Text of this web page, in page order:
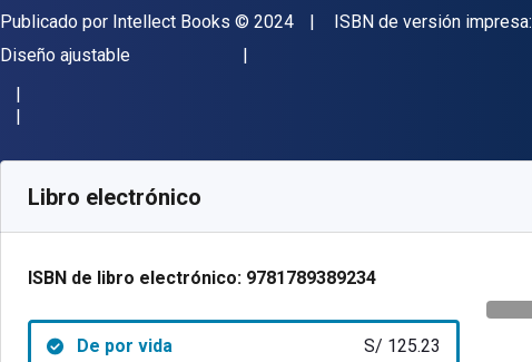
Editor
Publicado por Intellect Books Copyright
© 2024 ISBN de versión impresa:
Formato
Diseño ajustable
SKU:
Libro electrónico
ISBN de libro electrónico: 9781789389234
De por vida S/ 125.23